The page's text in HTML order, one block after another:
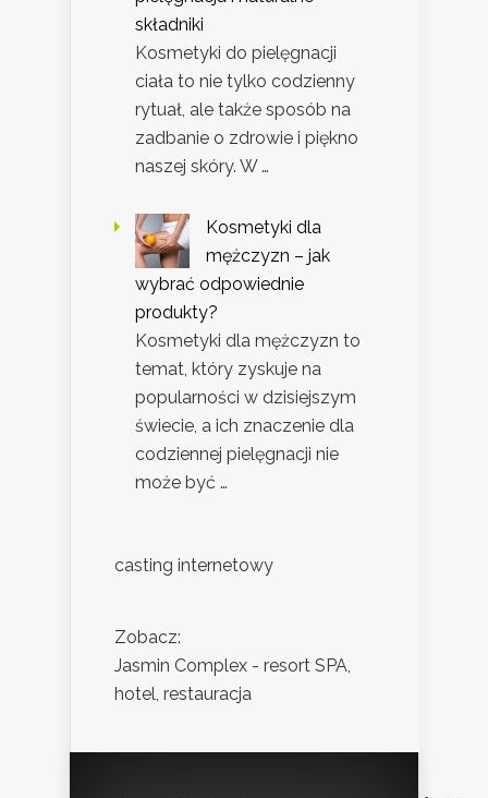
składniki
Kosmetyki do pielęgnacji
ciała to nie tylko codzienny
rytuał, ale także sposób na
zadbanie o zdrowie i piękno
naszej skóry. W …
Kosmetyki dla
mężczyzn – jak
wybrać odpowiednie
produkty?
Kosmetyki dla mężczyzn to
temat, który zyskuje na
popularności w dzisiejszym
świecie, a ich znaczenie dla
codziennej pielęgnacji nie
może być …
casting internetowy
Zobacz:
Jasmin Complex - resort SPA,
hotel, restauracja